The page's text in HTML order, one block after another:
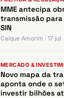
MME antecipa
transmissão
SIN
Caique Amorim · 17 jul
MERCADO &
Novo mapa da
aponta onde o
investir bilhões